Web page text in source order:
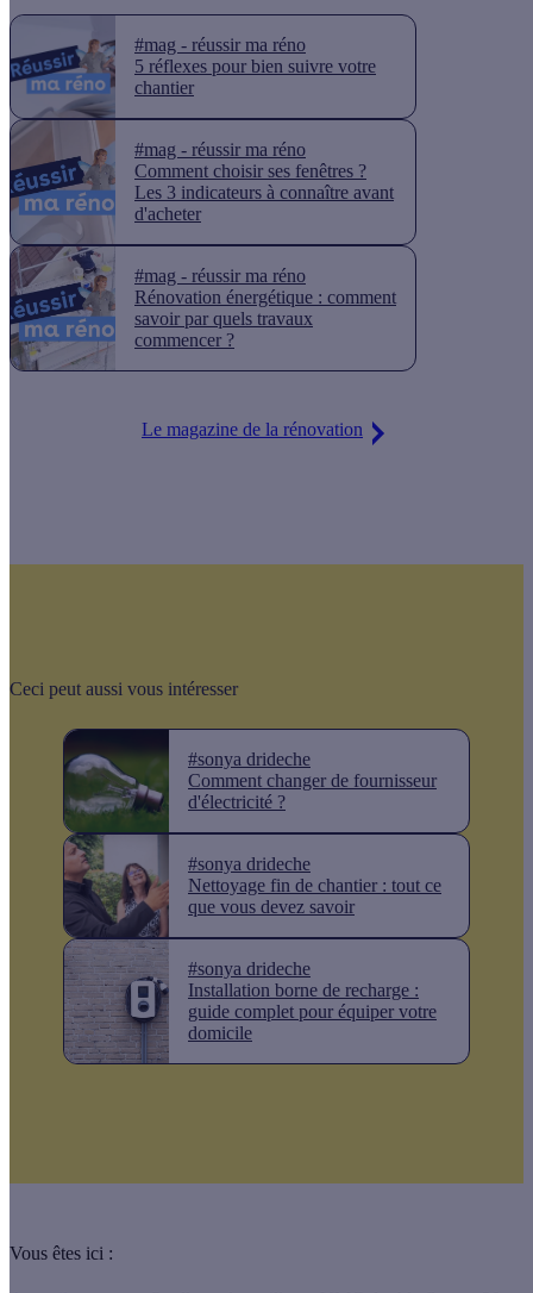
#mag - réussir ma réno
5 réflexes pour bien suivre votre
chantier
#mag - réussir ma réno
Comment choisir ses fenêtres ?
Les 3 indicateurs à connaître avant
d'acheter
#mag - réussir ma réno
Rénovation énergétique : comment
savoir par quels travaux
commencer ?
Le magazine de la rénovation
Ceci peut aussi vous intéresser
#sonya drideche
Comment changer de fournisseur
d'électricité ?
#sonya drideche
Nettoyage fin de chantier : tout ce
que vous devez savoir
#sonya drideche
Installation borne de recharge :
guide complet pour équiper votre
domicile
Vous êtes ici :